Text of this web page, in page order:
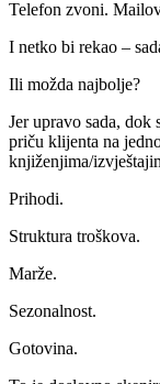
Telefon zvoni.
I netko bi rekao –
Ili možda najbolje?
Jer upravo sada,
priču klijenta na
knjiženjima/
Prihodi.
Struktura troškova.
Marže.
Sezonalnost.
Gotovina.